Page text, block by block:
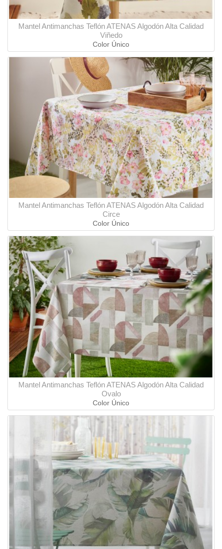
Mantel Antimanchas Teflón ATENAS Algodón Alta Calidad
Viñedo
Color Único
Mantel Antimanchas Teflón ATENAS Algodón Alta Calidad
Circe
Color Único
Mantel Antimanchas Teflón ATENAS Algodón Alta Calidad
Ovalo
Color Único